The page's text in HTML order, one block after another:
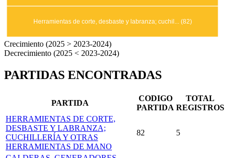
Herramientas de corte, desbaste y labranza; cuchil... (82)
Crecimiento (2025 > 2023-2024)
Decrecimiento (2025 < 2023-2024)
PARTIDAS ENCONTRADAS
PARTIDA
CODIGO
PARTIDA
TOTAL
REGISTROS
HERRAMIENTAS DE CORTE,
DESBASTE Y LABRANZA;
CUCHILLERÍA Y OTRAS
HERRAMIENTAS DE MANO
82 5